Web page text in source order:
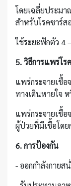
โดยเฉลี่ยประม
สำหรับโรคซาร์ส
ใช้ระยะฟักตัว 4
5. วิธีการแพร่โรค
แพร่กระจายเชื้อ
ทางเดินหายใจ
แพร่กระจายเชื้อ
ผู้ป่วยที่มีเชื้อโดย
6. การป้องกัน
- ออกกำลังกาย